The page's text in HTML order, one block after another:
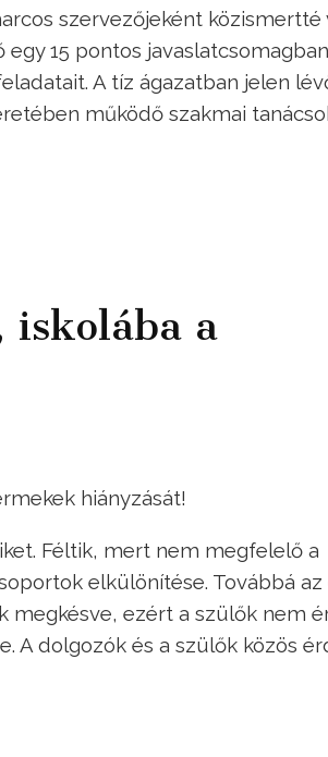
szervezőjeként közismertté
15 pontos
A tíz ágazatban jelen
működő szakmai
iskolába a
hiányzását!
Féltik, mert nem megfelelő a
elkülönítése. Továbbá
megkésve, ezért a szülők nem
A dolgozók és a szülők közös